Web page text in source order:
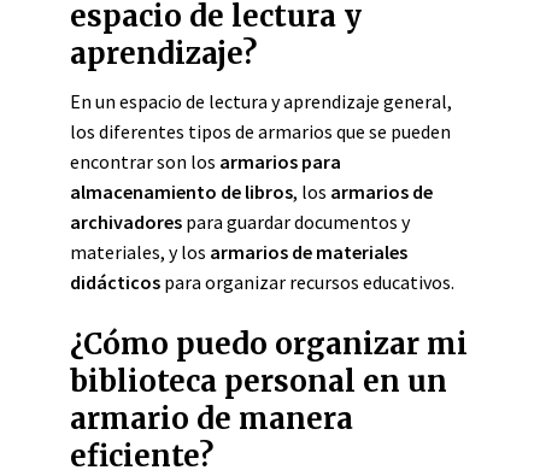
espacio de lectura y
aprendizaje?
En un espacio de lectura y aprendizaje general,
los diferentes tipos de armarios que se pueden
encontrar son los armarios para
almacenamiento de libros, los armarios de
archivadores para guardar documentos y
materiales, y los armarios de materiales
didácticos para organizar recursos educativos.
¿Cómo puedo organizar mi
biblioteca personal en un
armario de manera
eficiente?